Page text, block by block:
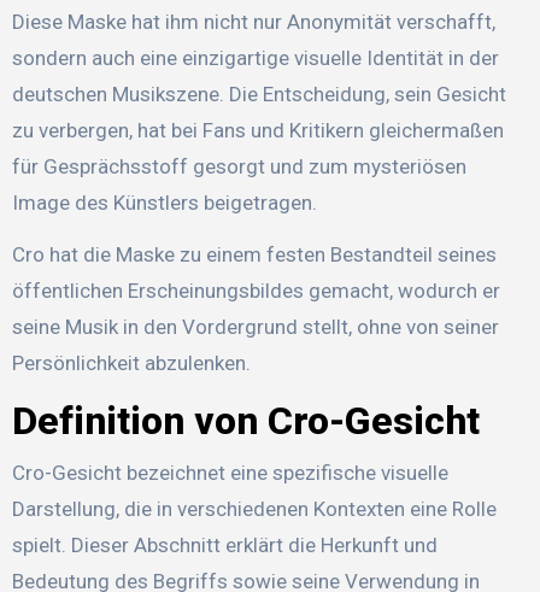
Diese Maske hat ihm nicht nur Anonymität verschafft,
sondern auch eine einzigartige visuelle Identität in der
deutschen Musikszene. Die Entscheidung, sein Gesicht
zu verbergen, hat bei Fans und Kritikern gleichermaßen
für Gesprächsstoff gesorgt und zum mysteriösen
Image des Künstlers beigetragen.
Cro hat die Maske zu einem festen Bestandteil seines
öffentlichen Erscheinungsbildes gemacht, wodurch er
seine Musik in den Vordergrund stellt, ohne von seiner
Persönlichkeit abzulenken.
Definition von Cro-Gesicht
Cro-Gesicht bezeichnet eine spezifische visuelle
Darstellung, die in verschiedenen Kontexten eine Rolle
spielt. Dieser Abschnitt erklärt die Herkunft und
Bedeutung des Begriffs sowie seine Verwendung in